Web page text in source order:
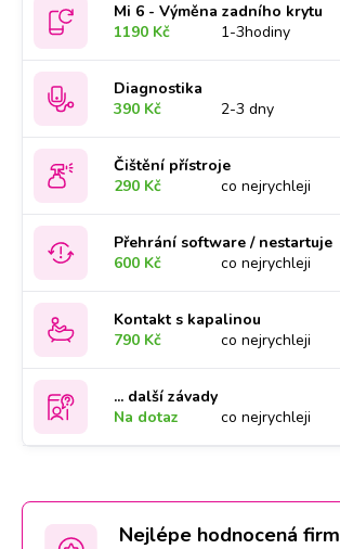
Mi 6 - Výměna zadního krytu
1190 Kč
1-3hodiny
Diagnostika
390 Kč
2-3 dny
Čištění přístroje
290 Kč
co nejrychleji
Přehrání software / nestartuje
600 Kč
co nejrychleji
Kontakt s kapalinou
790 Kč
co nejrychleji
... další závady
Na dotaz
co nejrychleji
Nejlépe hodnocená